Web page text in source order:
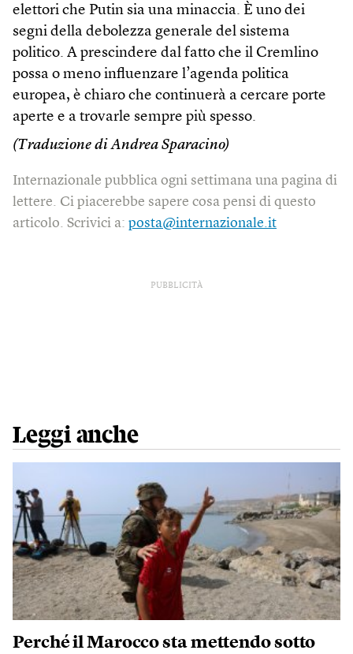
elettori che Putin sia una minaccia. È uno dei
segni della debolezza generale del sistema
politico. A prescindere dal fatto che il Cremlino
possa o meno influenzare l’agenda politica
europea, è chiaro che continuerà a cercare porte
aperte e a trovarle sempre più spesso.
(Traduzione di Andrea Sparacino)
Internazionale pubblica ogni settimana una pagina di
lettere. Ci piacerebbe sapere cosa pensi di questo
articolo. Scrivici a: posta@internazionale.it
PUBBLICITÀ
Leggi anche
Perché il Marocco sta mettendo sotto